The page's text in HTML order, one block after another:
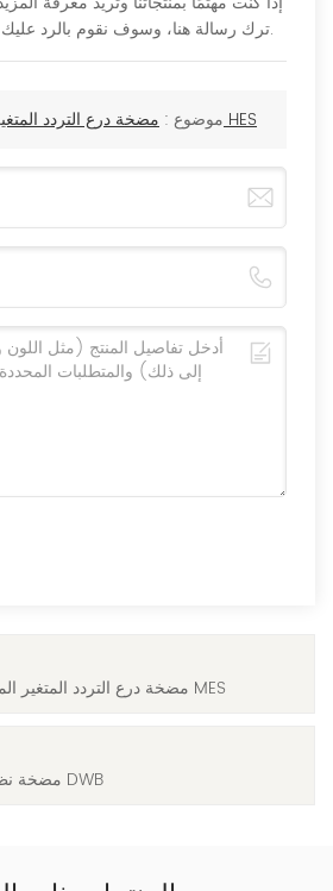
ترك رسالة هنا، وسوف نقوم بالرد عليك في أقرب وقت ممكن.
موضوع : مضخة درع التردد المتغير المغناطيسي الدائم HES
مضخة درع التردد المتغير المغناطيسي الدائم MES
مضخة نظام تكييف الهواء DWB